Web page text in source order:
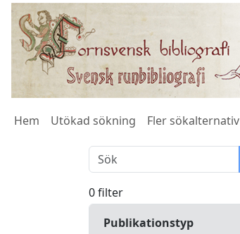
Hem Utökad sökning Fler sökalternativ
0 filter
Publikationstyp